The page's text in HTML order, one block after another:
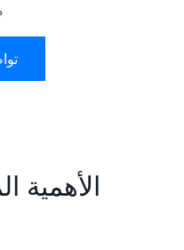
الأهمية